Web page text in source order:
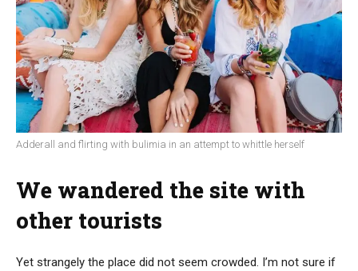
Adderall and flirting with bulimia in an attempt to whittle herself
We wandered the site with
other tourists
Yet strangely the place did not seem crowded. I’m not sure if